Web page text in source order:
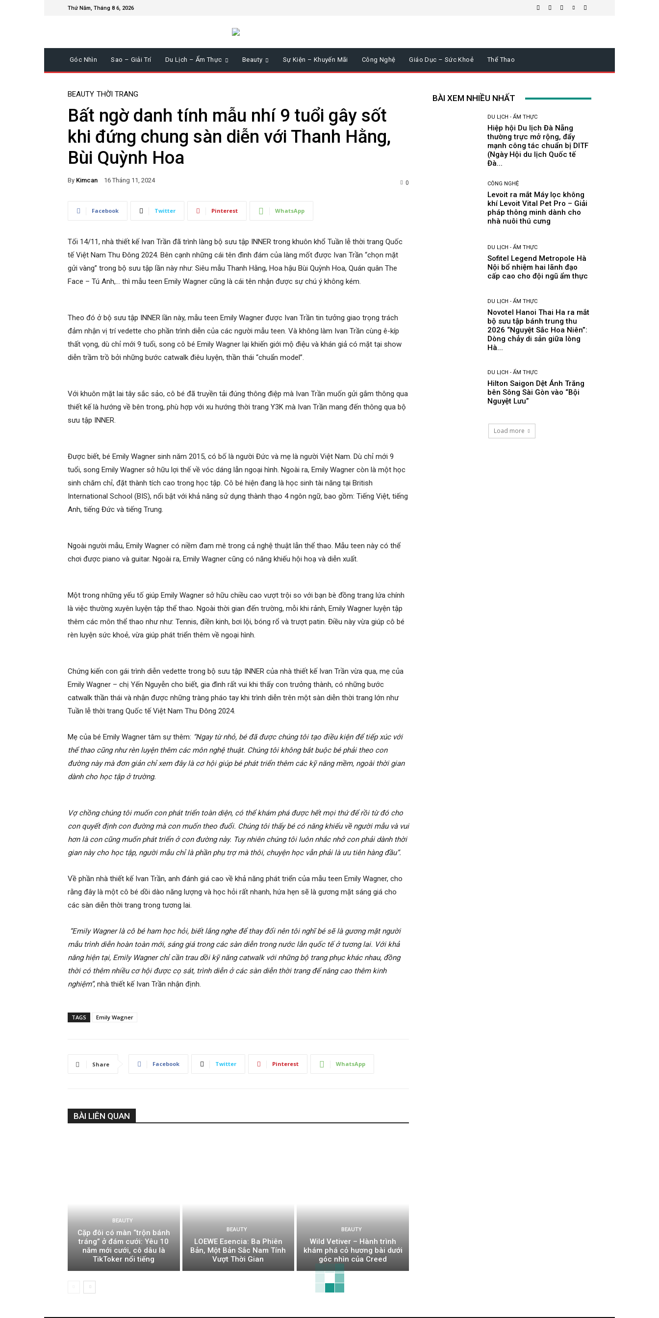
Thứ Năm, Tháng 8 6, 2026
Góc Nhìn Sao – Giải Trí Du Lịch – Ẩm Thực Beauty Sự Kiện – Khuyến Mãi Công Nghệ Giáo Dục – Sức Khoẻ Thể Thao
BEAUTY THỜI TRANG
Bất ngờ danh tính mẫu nhí 9 tuổi gây sốt
khi đứng chung sàn diễn với Thanh Hằng,
Bùi Quỳnh Hoa
By Kimcan 16 Tháng 11, 2024 0
Facebook Twitter Pinterest WhatsApp
Tối 14/11, nhà thiết kế Ivan Trần đã trình làng bộ sưu tập INNER trong khuôn khổ Tuần lễ thời trang Quốc
tế Việt Nam Thu Đông 2024. Bên cạnh những cái tên đình đám của làng mốt được Ivan Trần “chọn mặt
gửi vàng” trong bộ sưu tập lần này như: Siêu mẫu Thanh Hằng, Hoa hậu Bùi Quỳnh Hoa, Quán quân The
Face – Tú Anh,… thì mẫu teen Emily Wagner cũng là cái tên nhận được sự chú ý không kém.
Theo đó ở bộ sưu tập INNER lần này, mẫu teen Emily Wagner được Ivan Trần tin tưởng giao trọng trách
đảm nhận vị trí vedette cho phần trình diễn của các người mẫu teen. Và không làm Ivan Trần cùng ê-kíp
thất vọng, dù chỉ mới 9 tuổi, song cô bé Emily Wagner lại khiến giới mộ điệu và khán giả có mặt tại show
diễn trầm trồ bởi những bước catwalk điêu luyện, thần thái “chuẩn model”.
Với khuôn mặt lai tây sắc sảo, cô bé đã truyền tải đúng thông điệp mà Ivan Trần muốn gửi gắm thông qua
thiết kế là hướng về bên trong, phù hợp với xu hướng thời trang Y3K mà Ivan Trần mang đến thông qua bộ
sưu tập INNER.
Được biết, bé Emily Wagner sinh năm 2015, có bố là người Đức và mẹ là người Việt Nam. Dù chỉ mới 9
tuổi, song Emily Wagner sở hữu lợi thế về vóc dáng lẫn ngoại hình. Ngoài ra, Emily Wagner còn là một học
sinh chăm chỉ, đặt thành tích cao trong học tập. Cô bé hiện đang là học sinh tài năng tại British
International School (BIS), nổi bật với khả năng sử dụng thành thạo 4 ngôn ngữ, bao gồm: Tiếng Việt, tiếng
Anh, tiếng Đức và tiếng Trung.
Ngoài người mẫu, Emily Wagner có niềm đam mê trong cả nghệ thuật lẫn thể thao. Mẫu teen này có thể
chơi được piano và guitar. Ngoài ra, Emily Wagner cũng có năng khiếu hội hoạ và diễn xuất.
Một trong những yếu tố giúp Emily Wagner sở hữu chiều cao vượt trội so với bạn bè đồng trang lứa chính
là việc thường xuyên luyện tập thể thao. Ngoài thời gian đến trường, mỗi khi rảnh, Emily Wagner luyện tập
thêm các môn thể thao như như: Tennis, điền kinh, bơi lội, bóng rổ và trượt patin. Điều này vừa giúp cô bé
rèn luyện sức khoẻ, vừa giúp phát triển thêm về ngoại hình.
Chứng kiến con gái trình diễn vedette trong bộ sưu tập INNER của nhà thiết kế Ivan Trần vừa qua, mẹ của
Emily Wagner – chị Yến Nguyễn cho biết, gia đình rất vui khi thấy con trưởng thành, có những bước
catwalk thần thái và nhận được những tràng pháo tay khi trình diễn trên một sàn diễn thời trang lớn như
Tuần lễ thời trang Quốc tế Việt Nam Thu Đông 2024.
Mẹ của bé Emily Wagner tâm sự thêm: “Ngay từ nhỏ, bé đã được chúng tôi tạo điều kiện để tiếp xúc với
thể thao cũng như rèn luyện thêm các môn nghệ thuật. Chúng tôi không bắt buộc bé phải theo con
đường này mà đơn giản chỉ xem đây là cơ hội giúp bé phát triển thêm các kỹ năng mềm, ngoài thời gian
dành cho học tập ở trường.
Vợ chồng chúng tôi muốn con phát triển toàn diện, có thể khám phá được hết mọi thứ để rồi từ đó cho
con quyết định con đường mà con muốn theo đuổi. Chúng tôi thấy bé có năng khiếu về người mẫu và vui
hơn là con cũng muốn phát triển ở con đường này. Tuy nhiên chúng tôi luôn nhắc nhở con phải dành thời
gian này cho học tập, người mẫu chỉ là phần phụ trợ mà thôi, chuyện học vẫn phải là ưu tiên hàng đầu”.
Về phần nhà thiết kế Ivan Trần, anh đánh giá cao về khả năng phát triển của mẫu teen Emily Wagner, cho
rằng đây là một cô bé dồi dào năng lượng và học hỏi rất nhanh, hứa hẹn sẽ là gương mặt sáng giá cho
các sàn diễn thời trang trong tương lai.
“Emily Wagner là cô bé ham học hỏi, biết lắng nghe để thay đổi nên tôi nghĩ bé sẽ là gương mặt người
mẫu trình diễn hoàn toàn mới, sáng giá trong các sàn diễn trong nước lẫn quốc tế ở tương lai. Với khả
năng hiện tại, Emily Wagner chỉ cần trau dồi kỹ năng catwalk với những bộ trang phục khác nhau, đồng
thời có thêm nhiều cơ hội được cọ sát, trình diễn ở các sàn diễn thời trang để nâng cao thêm kinh
nghiệm”, nhà thiết kế Ivan Trần nhận định.
TAGS Emily Wagner
Share Facebook Twitter Pinterest WhatsApp
BÀI LIÊN QUAN
BEAUTY
Cặp đôi có màn “trộn bánh
tráng” ở đám cưới: Yêu 10
năm mới cưới, cô dâu là
TikToker nổi tiếng
BEAUTY
LOEWE Esencia: Ba Phiên
Bản, Một Bản Sắc Nam Tính
Vượt Thời Gian
BEAUTY
Wild Vetiver – Hành trình
khám phá cỏ hương bài dưới
góc nhìn của Creed
BÀI XEM NHIỀU NHẤT
DU LỊCH - ẨM THỰC
Hiệp hội Du lịch Đà Nẵng
thường trực mở rộng, đẩy
mạnh công tác chuẩn bị DITF
(Ngày Hội du lịch Quốc tế
Đà...
CÔNG NGHỆ
Levoit ra mắt Máy lọc không
khí Levoit Vital Pet Pro – Giải
pháp thông minh dành cho
nhà nuôi thú cưng
DU LỊCH - ẨM THỰC
Sofitel Legend Metropole Hà
Nội bổ nhiệm hai lãnh đạo
cấp cao cho đội ngũ ẩm thực
DU LỊCH - ẨM THỰC
Novotel Hanoi Thai Ha ra mắt
bộ sưu tập bánh trung thu
2026 “Nguyệt Sắc Hoa Niên”:
Dòng chảy di sản giữa lòng
Hà...
DU LỊCH - ẨM THỰC
Hilton Saigon Dệt Ánh Trăng
bên Sông Sài Gòn vào “Bội
Nguyệt Lưu”
Load more